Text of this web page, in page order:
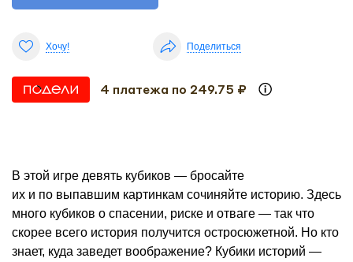
Хочу! Поделиться
4 платежа по 249.75 ₽
В этой игре девять кубиков — бросайте
их и по выпавшим картинкам сочиняйте историю. Здесь
много кубиков о спасении, риске и отваге — так что
скорее всего история получится остросюжетной. Но кто
знает, куда заведет воображение? Кубики историй —